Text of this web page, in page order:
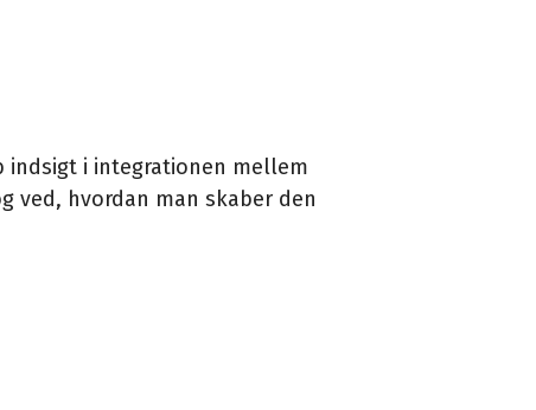
indsigt i integrationen mellem
ved, hvordan man skaber den